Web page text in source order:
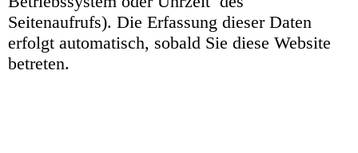
Seitenaufrufs). Die Erfassung dieser Daten
erfolgt automatisch, sobald Sie diese Website
betreten.